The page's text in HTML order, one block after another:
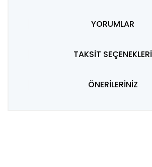
YORUMLAR
TAKSİT SEÇENEKLERİ
ÖNERİLERİNİZ